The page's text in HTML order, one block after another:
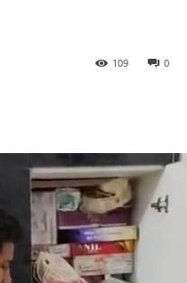
0
109